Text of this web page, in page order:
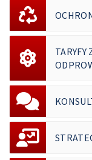
TARYFY